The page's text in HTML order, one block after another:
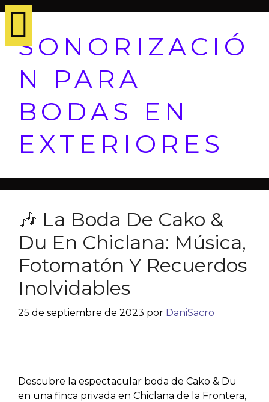
SONORIZACIÓ
N PARA
BODAS EN
EXTERIORES
🎶 La Boda De Cako &
Du En Chiclana: Música,
Fotomatón Y Recuerdos
Inolvidables
25 de septiembre de 2023 por DaniSacro
Descubre la espectacular boda de Cako & Du
en una finca privada en Chiclana de la Frontera,